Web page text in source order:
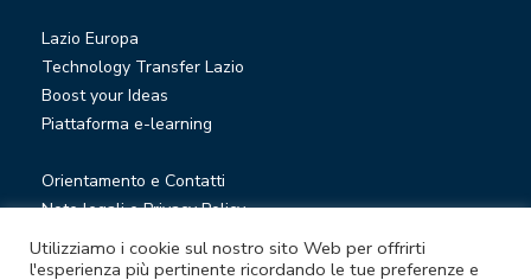
Lazio Europa
Technology Transfer Lazio
Boost your Ideas
Piattaforma e-learning
Orientamento e Contatti
Note legali e Privacy Policy
Privacy Newsletter
Società trasparente
Utilizziamo i cookie sul nostro sito Web per offrirti
l'esperienza più pertinente ricordando le tue preferenze e